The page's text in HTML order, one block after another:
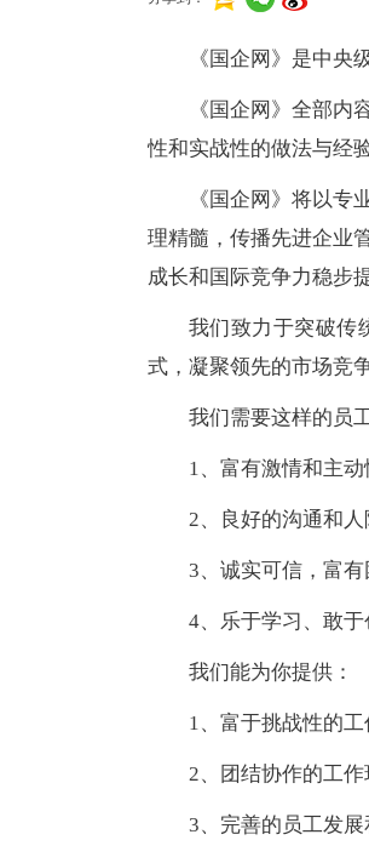
《国企网》是中央
《国企网》全部
性和实战性的做法与经验
《国企网》将以
理精髓，传播先进企业
成长和国际竞争力稳步提
我们致力于突破传
式，凝聚领先的市场竞
我们需要这样的员
1、富有激情和主动
2、良好的沟通和人
3、诚实可信，富
4、乐于学习、敢
我们能为你提供：
1、富于挑战性的工
2、团结协作的工作
3、完善的员工发